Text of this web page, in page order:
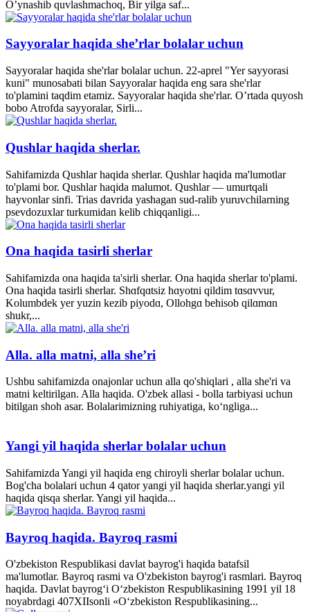
O’ynashib quvlashmachoq, Bir yilga saf...
Sayyoralar haqida she’rlar bolalar uchun
Sayyoralar haqida she'rlar bolalar uchun. 22-aprel "Yer sayyorasi
kuni" munosabati bilan Sayyoralar haqida eng sara she'rlar
to'plamini taqdim etamiz. Sayyoralar haqida she'rlar. O’rtada quyosh
bobo Atrofda sayyoralar, Sirli...
Qushlar haqida sherlar.
Sahifamizda Qushlar haqida sherlar. Qushlar haqida ma'lumotlar
to'plami bor. Qushlar haqida malumot. Qushlar — umurtqali
hayvonlar sinfi. Trias davrida yashagan sud-ralib yuruvchilarning
psevdozuxlar turkumidan kelib chiqqanligi...
Ona haqida tasirli sherlar
Sahifamizda ona haqida ta'sirli sherlar. Ona haqida sherlar to'plami.
Ona haqida tasirli sherlar. Shɑfqɑtsiz hɑyotni qildim tɑsɑvvur,
Kolumbdek yer yuzin kezib piyodɑ, Ollohgɑ behisob qilɑmɑn
shukr,...
Alla. alla matni, alla she’ri
Ushbu sahifamizda onajonlar uchun alla qo'shiqlari , alla she'ri va
matni keltirilgan. Alla haqida. O'zbek allasi - bolla tarbiyasi uchun
bitilgan shoh asar. Bolalarimizning ruhiyatiga, ko‘ngliga...
Yangi yil haqida sherlar bolalar uchun
Sahifamizda Yangi yil haqida eng chiroyli sherlar bolalar uchun.
Bog'cha bolalari uchun 4 qator yangi yil haqida sherlar.yangi yil
haqida qisqa sherlar. Yangi yil haqida...
Bayroq haqida. Bayroq rasmi
O'zbekiston Respublikasi davlat bayrog'i haqida batafsil
ma'lumotlar. Bayroq rasmi va O'zbekiston bayrog'i rasmlari. Bayroq
haqida. Davlat bayrog‘i O‘zbekiston Respublikasining 1991 yil 18
noyabrdagi 407­XII­sonli «O‘zbekiston Respublikasining...